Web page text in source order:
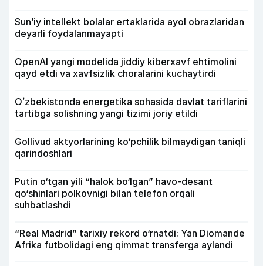
Sun’iy intellekt bolalar ertaklarida ayol obrazlaridan
deyarli foydalanmayapti
OpenAI yangi modelida jiddiy kiberxavf ehtimolini
qayd etdi va xavfsizlik choralarini kuchaytirdi
Oʻzbekistonda energetika sohasida davlat tariflarini
tartibga solishning yangi tizimi joriy etildi
Gollivud aktyorlarining ko‘pchilik bilmaydigan taniqli
qarindoshlari
Putin o‘tgan yili “halok bo‘lgan” havo-desant
qo‘shinlari polkovnigi bilan telefon orqali
suhbatlashdi
“Real Madrid” tarixiy rekord o‘rnatdi: Yan Diomande
Afrika futbolidagi eng qimmat transferga aylandi